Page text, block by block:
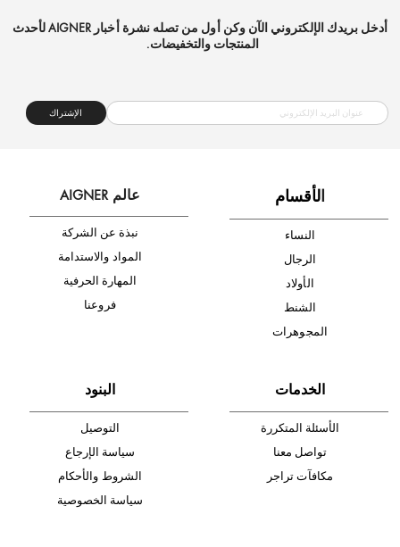
دفع آمن
شحن مجاني متجر موثوق
المنتجات والتخفيضات.
الإشتراك
لأقسام
النساء
الرجال
الأولاد
نبذة عن الشركة
المواد والاستدامة
المهارة الحرفية
فروعنا